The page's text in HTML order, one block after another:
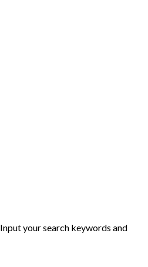
Input your search keywords and